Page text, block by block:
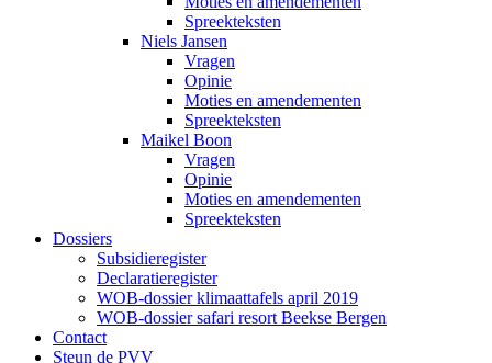
Spreekteksten
Niels Jansen
Vragen
Opinie
Moties en amendementen
Spreekteksten
Maikel Boon
Vragen
Opinie
Moties en amendementen
Spreekteksten
Dossiers
Subsidieregister
Declaratieregister
WOB-dossier klimaattafels april 2019
WOB-dossier safari resort Beekse Bergen
Contact
Steun de PVV